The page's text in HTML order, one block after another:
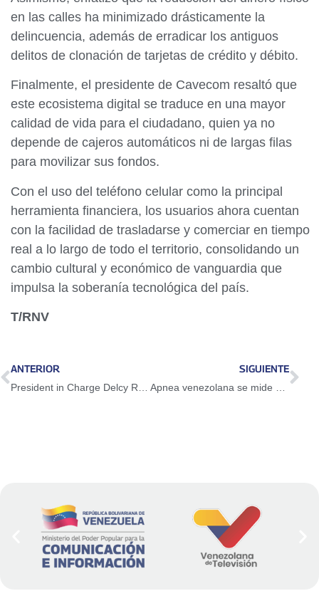
en las calles ha minimizado drásticamente la
delincuencia, además de erradicar los antiguos
delitos de clonación de tarjetas de crédito y débito.
​Finalmente, el presidente de Cavecom resaltó que
este ecosistema digital se traduce en una mayor
calidad de vida para el ciudadano, quien ya no
depende de cajeros automáticos ni de largas filas
para movilizar sus fondos.
Con el uso del teléfono celular como la principal
herramienta financiera, los usuarios ahora cuentan
con la facilidad de trasladarse y comerciar en tiempo
real a lo largo de todo el territorio, consolidando un
cambio cultural y económico de vanguardia que
impulsa la soberanía tecnológica del país.
T/RNV
ANTERIOR SIGUIENTE